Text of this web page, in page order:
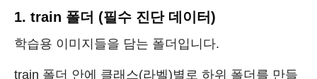
1. train 폴더 (필수 진단 데이터)
학습용 이미지들을 담는 폴더입니다.
train 폴더 안에 클래스(라벨)별로 하위 폴더를 만들